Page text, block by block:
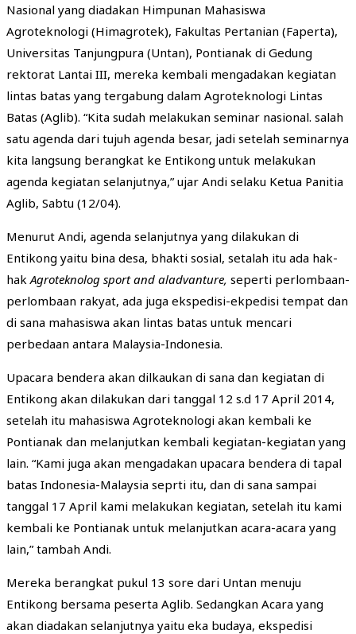
Nasional yang diadakan Himpunan Mahasiswa
Agroteknologi (Himagrotek), Fakultas Pertanian (Faperta),
Universitas Tanjungpura (Untan), Pontianak di Gedung
rektorat Lantai III, mereka kembali mengadakan kegiatan
lintas batas yang tergabung dalam Agroteknologi Lintas
Batas (Aglib). “Kita sudah melakukan seminar nasional. salah
satu agenda dari tujuh agenda besar, jadi setelah seminarnya
kita langsung berangkat ke Entikong untuk melakukan
agenda kegiatan selanjutnya,” ujar Andi selaku Ketua Panitia
Aglib, Sabtu (12/04).
Menurut Andi, agenda selanjutnya yang dilakukan di
Entikong yaitu bina desa, bhakti sosial, setalah itu ada hak-
hak Agroteknolog sport and aladvanture, seperti perlombaan-
perlombaan rakyat, ada juga ekspedisi-ekpedisi tempat dan
di sana mahasiswa akan lintas batas untuk mencari
perbedaan antara Malaysia-Indonesia.
Upacara bendera akan dilkaukan di sana dan kegiatan di
Entikong akan dilakukan dari tanggal 12 s.d 17 April 2014,
setelah itu mahasiswa Agroteknologi akan kembali ke
Pontianak dan melanjutkan kembali kegiatan-kegiatan yang
lain. “Kami juga akan mengadakan upacara bendera di tapal
batas Indonesia-Malaysia seprti itu, dan di sana sampai
tanggal 17 April kami melakukan kegiatan, setelah itu kami
kembali ke Pontianak untuk melanjutkan acara-acara yang
lain,” tambah Andi.
Mereka berangkat pukul 13 sore dari Untan menuju
Entikong bersama peserta Aglib. Sedangkan Acara yang
akan diadakan selanjutnya yaitu eka budaya, ekspedisi